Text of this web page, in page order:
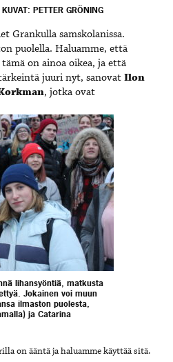
KUVAT: PETTER GRÖNING
Grankulla samskolanissa.
puolella. Haluamme, että
on ainoa oikea, ja että
juuri nyt, sanovatIlon
, jotka ovat
lihansyöntiä, matkusta
Jokainen voi muun
ilmaston puolesta,
ja Catarina
on ääntä ja haluamme käyttää sitä.